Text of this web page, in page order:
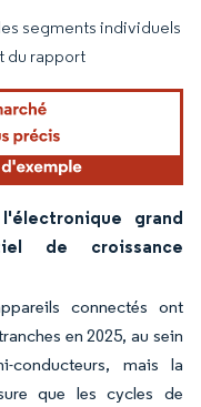
une attribution sous CC BY
segments individuels
du rapport
grand
de croissance
connectés ont
en 2025, au sein
conducteurs, mais la
que les cycles de